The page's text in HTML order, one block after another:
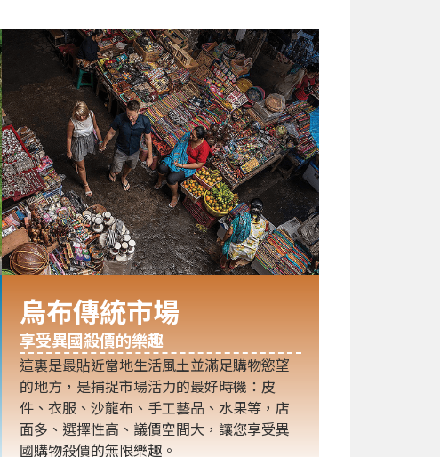
烏布傳統市場
享受異國殺價的樂趣
這裏是最貼近當地生活風土並滿足購物慾望
的地方，是捕捉市場活力的最好時機：皮
件、衣服、沙龍布、手工藝品、水果等，店
面多、選擇性高、議價空間大，讓您享受異
國購物殺價的無限樂趣。